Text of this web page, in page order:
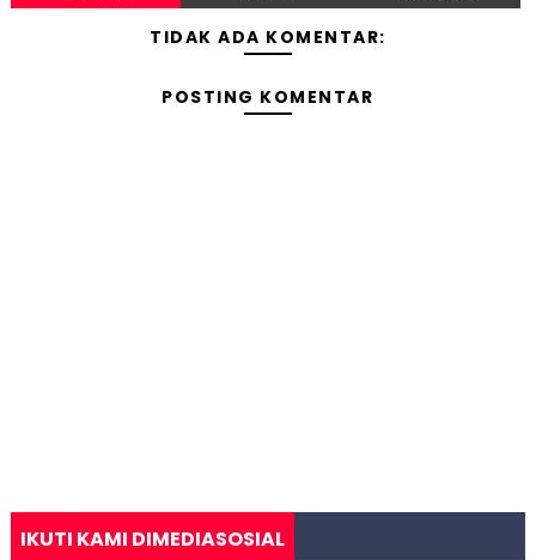
TIDAK ADA KOMENTAR:
POSTING KOMENTAR
IKUTI KAMI DIMEDIASOSIAL